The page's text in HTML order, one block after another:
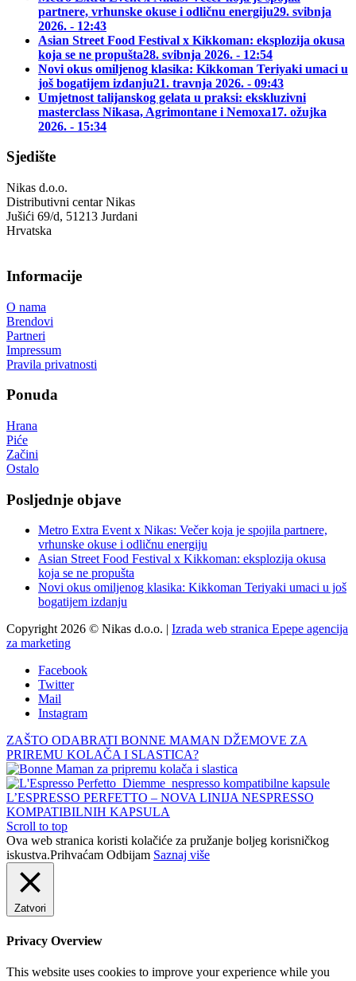
partnere, vrhunske okuse i odličnu energiju29. svibnja
2026. - 12:43
Asian Street Food Festival x Kikkoman: eksplozija okusa
koja se ne propušta28. svibnja 2026. - 12:54
Novi okus omiljenog klasika: Kikkoman Teriyaki umaci u
još bogatijem izdanju21. travnja 2026. - 09:43
Umjetnost talijanskog gelata u praksi: ekskluzivni
masterclass Nikasa, Agrimontane i Nemoxa17. ožujka
2026. - 15:34
Sjedište
Nikas d.o.o.
Distributivni centar Nikas
Jušići 69/d, 51213 Jurdani
Hrvatska
Informacije
O nama
Brendovi
Partneri
Impressum
Pravila privatnosti
Ponuda
Hrana
Piće
Začini
Ostalo
Posljednje objave
Metro Extra Event x Nikas: Večer koja je spojila partnere,
vrhunske okuse i odličnu energiju
Asian Street Food Festival x Kikkoman: eksplozija okusa
koja se ne propušta
Novi okus omiljenog klasika: Kikkoman Teriyaki umaci u još
bogatijem izdanju
Copyright 2026 © Nikas d.o.o. | Izrada web stranica Epepe agencija
za marketing
Facebook
Twitter
Mail
Instagram
ZAŠTO ODABRATI BONNE MAMAN DŽEMOVE ZA
PRIREMU KOLAČA I SLASTICA?
L’ESPRESSO PERFETTO – NOVA LINIJA NESPRESSO
KOMPATIBILNIH KAPSULA
Scroll to top
Ova web stranica koristi kolačiće za pružanje boljeg korisničkog
iskustva.Prihvaćam Odbijam Saznaj više
Zatvori
Privacy Overview
This website uses cookies to improve your experience while you